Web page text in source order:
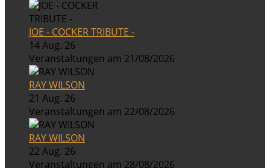
JOE - COCKER TRIBUTE -
14 Aug. 26
Veranstaltungen am 21/08/2026
RAY WILSON
21 Aug. 26
Veranstaltungen am 22/08/2026
RAY WILSON
22 Aug. 26
Veranstaltungen am 28/08/2026